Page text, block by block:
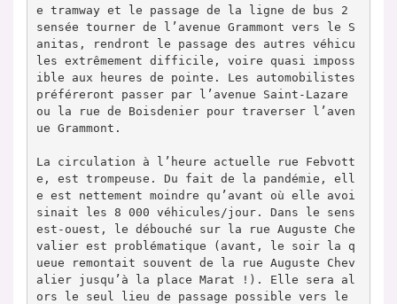
e tramway et le passage de la ligne de bus 2
sensée tourner de l’avenue Grammont vers le S
anitas, rendront le passage des autres véhicu
les extrêmement difficile, voire quasi imposs
ible aux heures de pointe. Les automobilistes
préféreront passer par l’avenue Saint-Lazare
ou la rue de Boisdenier pour traverser l’aven
ue Grammont.
La circulation à l’heure actuelle rue Febvott
e, est trompeuse. Du fait de la pandémie, ell
e est nettement moindre qu’avant où elle avoi
sinait les 8 000 véhicules/jour. Dans le sens
est-ouest, le débouché sur la rue Auguste Che
valier est problématique (avant, le soir la q
ueue remontait souvent de la rue Auguste Chev
alier jusqu’à la place Marat !). Elle sera al
ors le seul lieu de passage possible vers le